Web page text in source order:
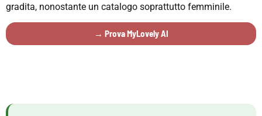
gradita, nonostante un catalogo soprattutto femminile.
→ Prova MyLovely AI